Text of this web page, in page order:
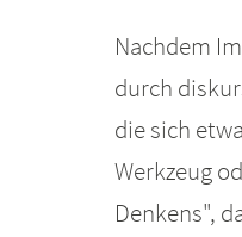
Nachdem
durch
die sich
Werkzeug
Denkens",